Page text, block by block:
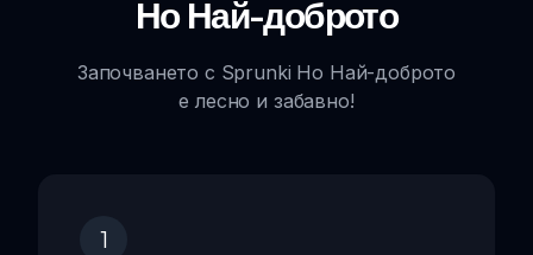
Но Най-доброто
Започването с Sprunki Но Най-доброто
е лесно и забавно!
1